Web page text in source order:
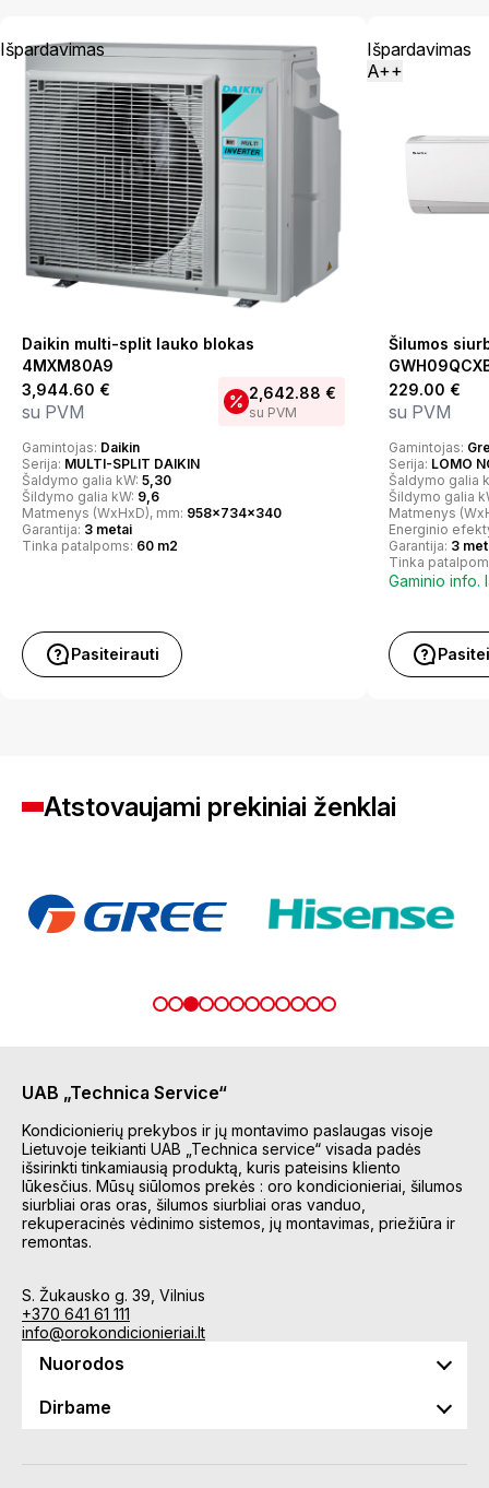
Išpardavimas
Daikin multi-split lauko blokas
4MXM80A9
3,944.60 €
su PVM
2,642.88 €
su PVM
Gamintojas: Daikin
Serija: MULTI-SPLIT DAIKIN
Šaldymo galia kW: 5,30
Šildymo galia kW: 9,6
Matmenys (WxHxD), mm: 958x734x340
Garantija: 3 metai
Tinka patalpoms: 60 m2
Pasiteirauti
Išpardavimas
A++
Šilumos
229.00 €
su PVM
Gamintojas:
Serija: LOMO
Šaldymo galia
Šildymo galia
Matmenys
Energinio
Garantija: 3
Tinka
Gaminio info.
Atstovaujami prekiniai ženklai
UAB „Technica Service“
Kondicionierių prekybos ir jų montavimo paslaugas visoje
Lietuvoje teikianti UAB „Technica service“ visada padės
išsirinkti tinkamiausią produktą, kuris pateisins kliento
lūkesčius. Mūsų siūlomos prekės : oro kondicionieriai, šilumos
siurbliai oras oras, šilumos siurbliai oras vanduo,
rekuperacinės vėdinimo sistemos, jų montavimas, priežiūra ir
remontas.
S. Žukausko g. 39, Vilnius
+370 641 61 111
info@orokondicionieriai.lt
Nuorodos
Dirbame